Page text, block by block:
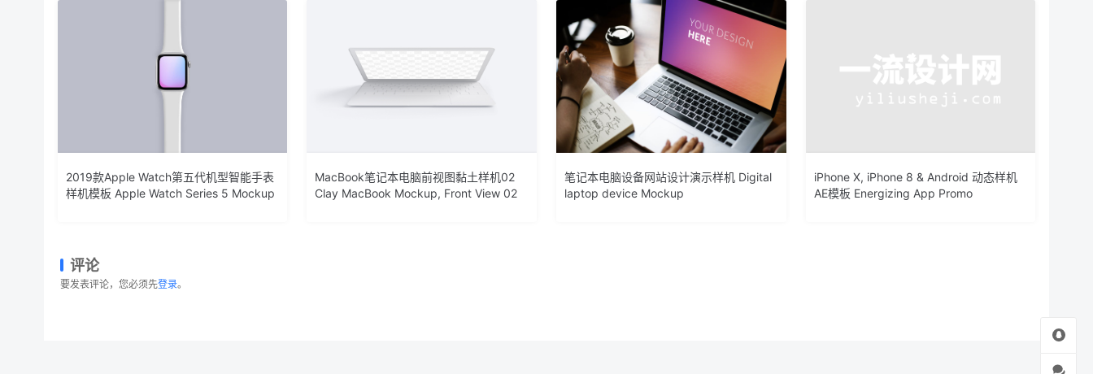
2019款Apple Watch第五代机型智能手表
样机模板 Apple Watch Series 5 Mockup
MacBook笔记本电脑前视图黏土样机02
Clay MacBook Mockup, Front View 02
笔记本电脑设备网站设计演示样机 Digital
laptop device Mockup
iPhone X, iPhone 8 & Android 动态样机
AE模板 Energizing App Promo
评论
要发表评论，您必须先登录。